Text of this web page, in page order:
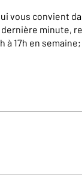
vous convient
dernière minute,
à 17h en